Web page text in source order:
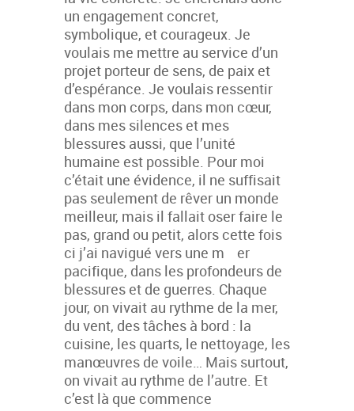
un engagement concret,
symbolique, et courageux. Je
voulais me mettre au service d’un
projet porteur de sens, de paix et
d’espérance. Je voulais ressentir
dans mon corps, dans mon cœur,
dans mes silences et mes
blessures aussi, que l’unité
humaine est possible. Pour moi
c’était une évidence, il ne suffisait
pas seulement de rêver un monde
meilleur, mais il fallait oser faire le
pas, grand ou petit, alors cette fois
ci j’ai navigué vers une m er
pacifique, dans les profondeurs de
blessures et de guerres. Chaque
jour, on vivait au rythme de la mer,
du vent, des tâches à bord : la
cuisine, les quarts, le nettoyage, les
manœuvres de voile… Mais surtout,
on vivait au rythme de l’autre. Et
c’est là que commence